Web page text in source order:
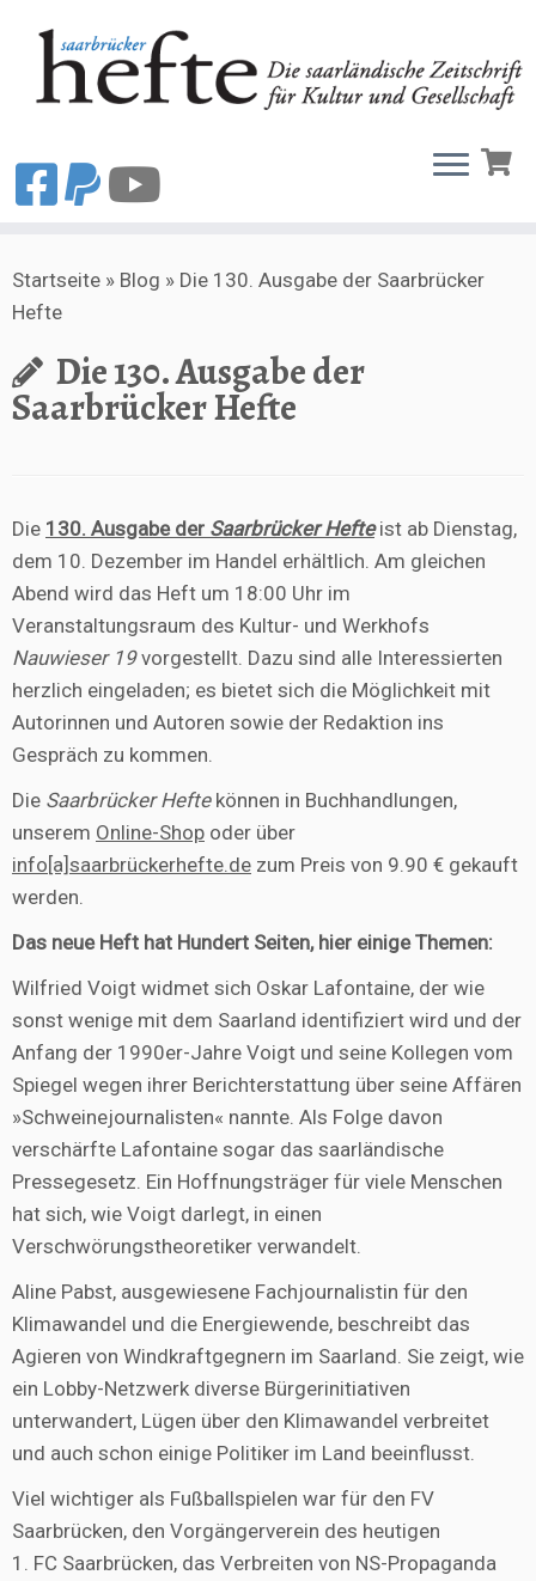
Inhalt
springen
Startseite » Blog » Die 130. Ausgabe der Saarbrücker
Hefte
Die 130. Ausgabe der
Saarbrücker Hefte
Die 130. Ausgabe der Saarbrücker Hefte ist ab Dienstag,
dem 10. Dezember im Handel erhältlich. Am gleichen
Abend wird das Heft um 18:00 Uhr im
Veranstaltungsraum des Kultur- und Werkhofs
Nauwieser 19vorgestellt. Dazu sind alle Interessierten
herzlich eingeladen; es bietet sich die Möglichkeit mit
Autorinnen und Autoren sowie der Redaktion ins
Gespräch zu kommen.
Die Saarbrücker Heftekönnen in Buchhandlungen,
unserem Online-Shop oder über
info[a]saarbrückerhefte.de zum Preis von 9.90 € gekauft
werden.
Das neue Heft hat Hundert Seiten, hier einige Themen:
Wilfried Voigt widmet sich Oskar Lafontaine, der wie
sonst wenige mit dem Saarland identifiziert wird und der
Anfang der 1990er-Jahre Voigt und seine Kollegen vom
Spiegel wegen ihrer Berichterstattung über seine Affären
»Schweinejournalisten« nannte. Als Folge davon
verschärfte Lafontaine sogar das saarländische
Pressegesetz. Ein Hoffnungsträger für viele Menschen
hat sich, wie Voigt darlegt, in einen
Verschwörungstheoretiker verwandelt.
Aline Pabst, ausgewiesene Fachjournalistin für den
Klimawandel und die Energiewende, beschreibt das
Agieren von Windkraftgegnern im Saarland. Sie zeigt, wie
ein Lobby-Netzwerk diverse Bürgerinitiativen
unterwandert, Lügen über den Klimawandel verbreitet
und auch schon einige Politiker im Land beeinflusst.
Viel wichtiger als Fußballspielen war für den FV
Saarbrücken, den Vorgängerverein des heutigen
1. FC Saarbrücken, das Verbreiten von NS-Propaganda